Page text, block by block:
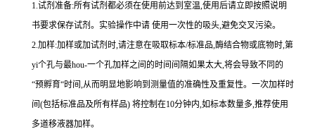
1.试剂准备:所有试剂都必须在使用前达到室温,使用后请立即按照说明
书要求保存试剂。实验操作中请 使用一次性的吸头,避免交叉污染。
2.加样:加样或加试剂时,请注意在吸取标本/标准品,酶结合物或底物时,第
yi个孔与最hou-一个孔加样之间的时间间隔如果太大,将会导致不同的
“预孵育“时间 ,从而明显地影响到测量值的准确性及重复性。 一次加样时
间 (包括标准品及所有样品) 将控制在10分钟内,如标本数量多,推荐使用
多道移液器加样。